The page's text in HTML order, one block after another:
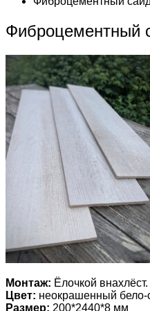
Фиброцементный
Монтаж: Ёлочкой внахлёст.
Цвет: неокрашенный бело-
Размер: 200*2440*8 мм